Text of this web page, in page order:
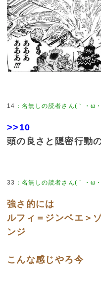
14 ：名無しの読者さん(｀・ω
>>10
頭の良さと隠密行動
33 ：名無しの読者さん(｀・ω
強さ的には
ルフィ＝ジンベエ＞
ンジ
こんな感じやろ今